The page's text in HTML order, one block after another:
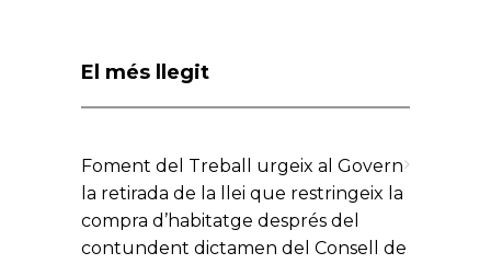
El més llegit
Foment del Treball urgeix al Govern
la retirada de la llei que restringeix la
compra d’habitatge després del
contundent dictamen del Consell de